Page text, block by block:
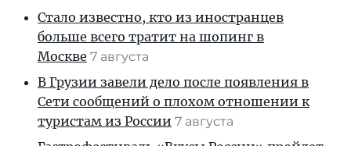
Стало известно, кто из иностранцев
больше всего тратит на шопинг в
Москве 7 августа
В Грузии завели дело после появления в
Сети сообщений о плохом отношении к
туристам из России 7 августа